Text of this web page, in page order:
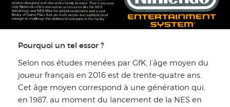
Pourquoi un tel essor ?
Selon nos études menées par GfK, l’âge moyen du
joueur français en 2016 est de trente-quatre ans.
Cet âge moyen correspond à une génération qui,
en 1987, au moment du lancement de la NES en